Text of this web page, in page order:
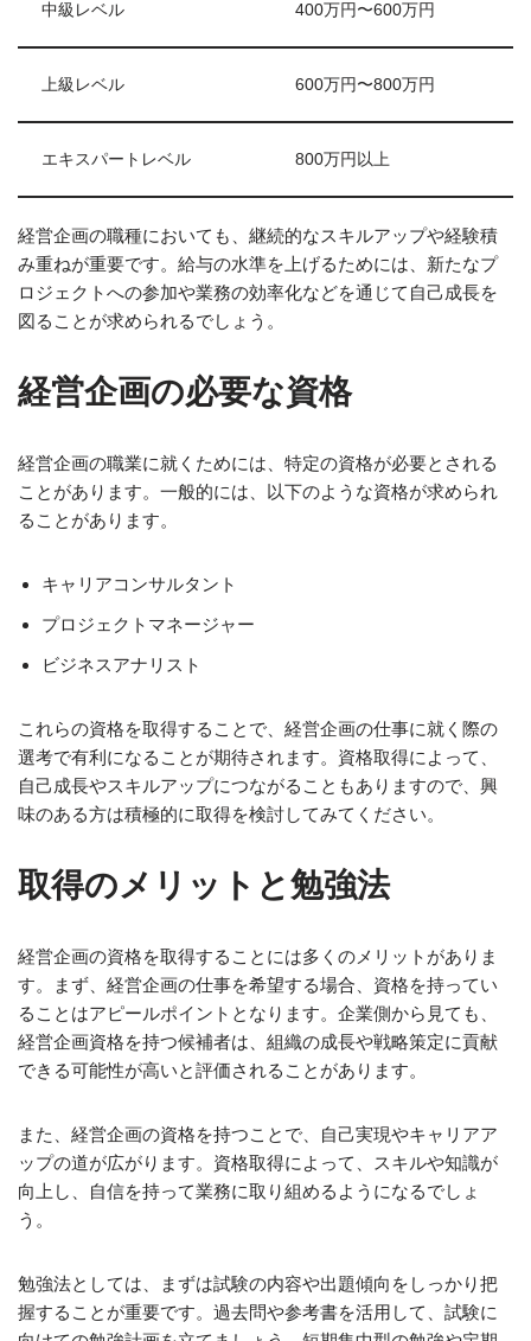
中級レベル 400万円〜600万円
上級レベル 600万円〜800万円
エキスパートレベル 800万円以上
経営企画の職種においても、継続的なスキルアップや経験積
み重ねが重要です。給与の水準を上げるためには、新たなプ
ロジェクトへの参加や業務の効率化などを通じて自己成長を
図ることが求められるでしょう。
経営企画の必要な資格
経営企画の職業に就くためには、特定の資格が必要とされる
ことがあります。一般的には、以下のような資格が求められ
ることがあります。
キャリアコンサルタント
プロジェクトマネージャー
ビジネスアナリスト
これらの資格を取得することで、経営企画の仕事に就く際の
選考で有利になることが期待されます。資格取得によって、
自己成長やスキルアップにつながることもありますので、興
味のある方は積極的に取得を検討してみてください。
取得のメリットと勉強法
経営企画の資格を取得することには多くのメリットがありま
す。まず、経営企画の仕事を希望する場合、資格を持ってい
ることはアピールポイントとなります。企業側から見ても、
経営企画資格を持つ候補者は、組織の成長や戦略策定に貢献
できる可能性が高いと評価されることがあります。
また、経営企画の資格を持つことで、自己実現やキャリアア
ップの道が広がります。資格取得によって、スキルや知識が
向上し、自信を持って業務に取り組めるようになるでしょ
う。
勉強法としては、まずは試験の内容や出題傾向をしっかり把
握することが重要です。過去問や参考書を活用して、試験に